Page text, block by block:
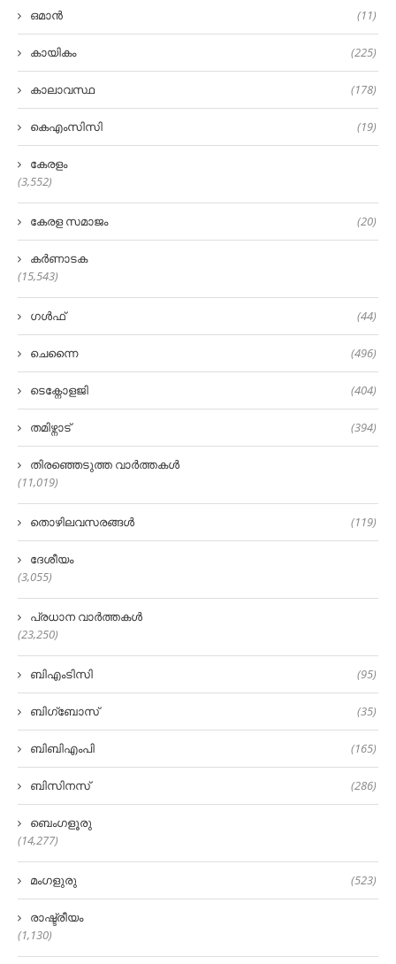
ഒമാൻ (11)
കായികം (225)
കാലാവസ്ഥ (178)
കെഎംസിസി (19)
കേരളം
(3,552)
കേരള സമാജം (20)
കർണാടക
(15,543)
ഗൾഫ് (44)
ചെന്നൈ (496)
ടെക്നോളജി (404)
തമിഴ്നാട് (394)
തിരഞ്ഞെടുത്ത വാർത്തകൾ
(11,019)
തൊഴിലവസരങ്ങൾ (119)
ദേശീയം
(3,055)
പ്രധാന വാർത്തകൾ
(23,250)
ബിഎംടിസി (95)
ബിഗ്‌ബോസ് (35)
ബിബിഎംപി (165)
ബിസിനസ് (286)
ബെംഗളൂരു
(14,277)
മംഗളുരു (523)
രാഷ്ട്രീയം
(1,130)